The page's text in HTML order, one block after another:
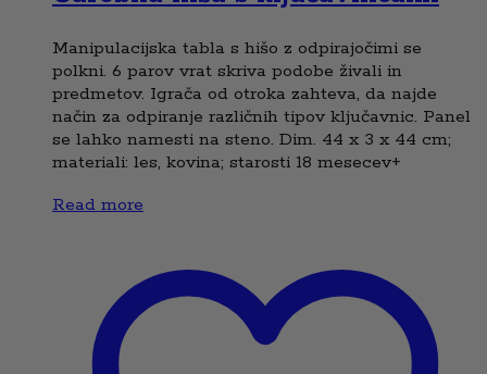
Manipulacijska tabla s hišo z odpirajočimi se
polkni. 6 parov vrat skriva podobe živali in
predmetov. Igrača od otroka zahteva, da najde
način za odpiranje različnih tipov ključavnic. Panel
se lahko namesti na steno. Dim. 44 x 3 x 44 cm;
materiali: les, kovina; starosti 18 mesecev+
Read more